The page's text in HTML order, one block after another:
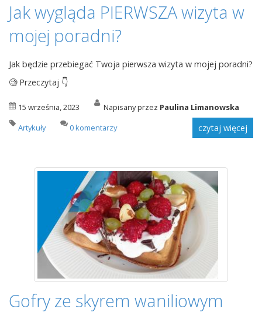
Jak wygląda PIERWSZA wizyta w
mojej poradni?
Jak będzie przebiegać Twoja pierwsza wizyta w mojej poradni?
🧐 Przeczytaj 👇
15 września, 2023 Napisany przez Paulina Limanowska
Artykuły
0 komentarzy czytaj więcej
Gofry ze skyrem waniliowym